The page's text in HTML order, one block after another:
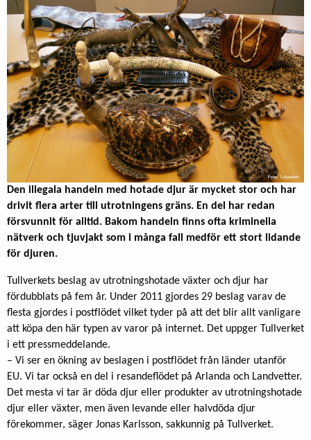
Den illegala handeln med hotade djur är mycket stor och har
drivit flera arter till utrotningens gräns. En del har redan
försvunnit för alltid. Bakom handeln finns ofta kriminella
nätverk och tjuvjakt som i många fall medför ett stort lidande
för djuren.
Tullverkets beslag av utrotningshotade växter och djur har
fördubblats på fem år. Under 2011 gjordes 29 beslag varav de
flesta gjordes i postflödet vilket tyder på att det blir allt vanligare
att köpa den här typen av varor på internet. Det uppger Tullverket
i ett pressmeddelande.
– Vi ser en ökning av beslagen i postflödet från länder utanför
EU. Vi tar också en del i resandeflödet på Arlanda och Landvetter.
Det mesta vi tar är döda djur eller produkter av utrotningshotade
djur eller växter, men även levande eller halvdöda djur
förekommer, säger Jonas Karlsson, sakkunnig på Tullverket.